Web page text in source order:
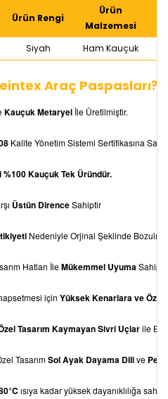
Ürün Rengi
Ürün
Malzemesi
Siyah Ham Kauçuk
Araç Paspasları?
Kauçuk Metaryel İle Üretilmiştir.
Kalite Yönetim Sistemi Sertifikasına
Kauçuk Tek Üründür.
Üstün DirenceSahiptir
Nedeniyle Orjinal Şeklinde
Hatları İleMükemmel UyumaSahiptir
için Yüksek Kenarlara ve Özel
Tasarım Kaymayan Sivri Uçlarile
TasarımSol Ayak Dayama Dilive
ısıya kadar yüksek dayanıklılığa